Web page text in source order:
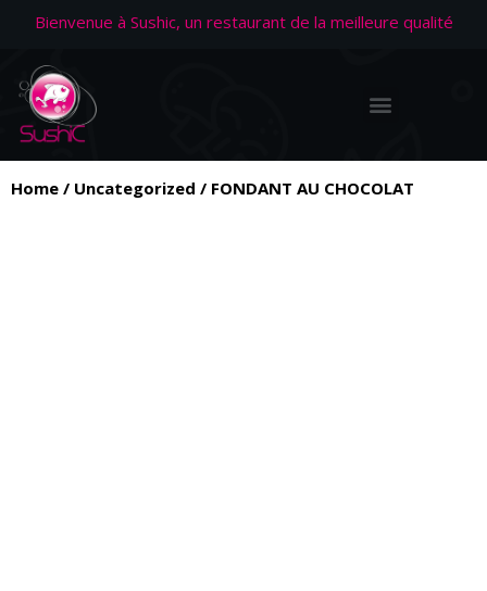
Bienvenue à Sushic, un restaurant de la meilleure qualité
Home / Uncategorized / FONDANT AU CHOCOLAT